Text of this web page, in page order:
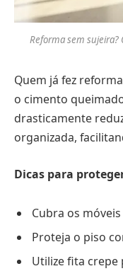
Reforma sem
Quem já fez
o cimento
drasticamente
organizada,
Dicas para
Cubra os
Proteja o piso
Utilize fita crepe